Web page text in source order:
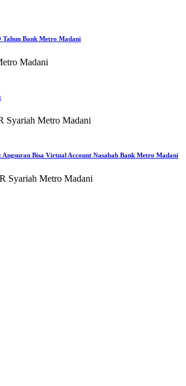
Tahun Bank Metro Madani
Madani
Syariah Metro Madani
Angsuran Bisa Virtual Account Nasabah Bank Metro Madani
Syariah Metro Madani